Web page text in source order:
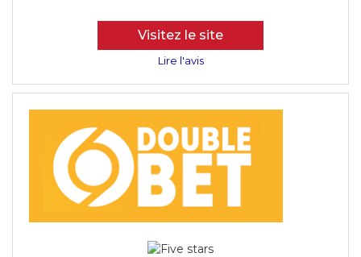
Visitez le site
Lire l'avis